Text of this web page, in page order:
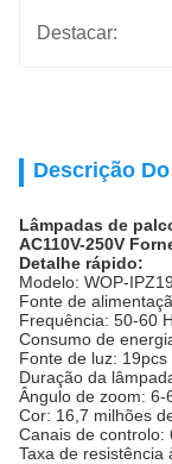
Destacar:
Descrição
Lâmpadas de
AC110V-250V
Detalhe rápido:
Modelo: WOP-
Fonte de
Frequência: 50-60
Consumo de
Fonte de luz:
Duração da
Ângulo de zoom: 6-
Cor: 16,7 milhões
Canais de controlo:
Taxa de resistência